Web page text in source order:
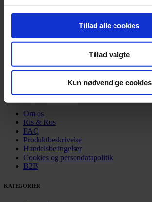
Tillad alle cookies
Tillad valgte
Kun nødvendige cookies
NYTTIGE LINKS
Om os
Ris & Ros
FAQ
Produktbeskrivelse
Handelsbetingelser
Cookies og persondatapolitik
B2B
KATEGORIER